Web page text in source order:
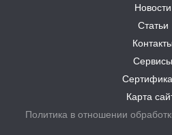
Новости
Статьи
Контакты
Сервисы
Карта
Политика в отношении